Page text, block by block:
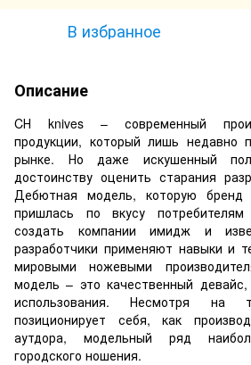
В избранное
Описание
CН knives – современный
продукции, который лишь недавно
рынке. Но даже искушенный
достоинству оценить старания
Дебютная модель, которую бренд
пришлась по вкусу
создать компании имидж и
разработчики применяют навыки и
мировыми ножевыми
модель – это качественный
использования. Несмотря на
позиционирует себя, как
аутдора, модельный ряд
городского ношения.